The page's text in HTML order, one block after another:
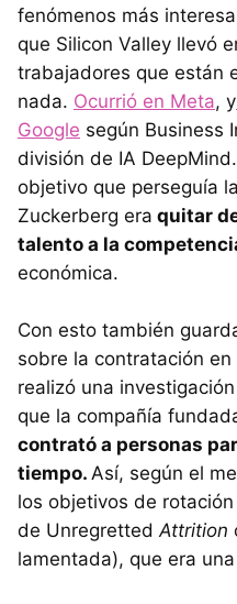
fenómenos más
que Silicon Valley llevó
trabajadores que están
nada. Ocurrió en Meta, y
Google según Business
división de IA
objetivo que perseguía
Zuckerberg era quitar
talento a la
económica.
Con esto también
sobre la contratación
realizó una
que la compañía
contrató a personas
tiempo. Así, según el
los objetivos de
de UnregrettedAttrition
lamentada), que era